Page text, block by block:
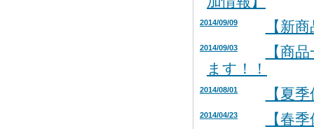
2014/09/09 【新
2014/09/03
【商
ます！！
2014/08/01 【夏
2014/04/23 【春